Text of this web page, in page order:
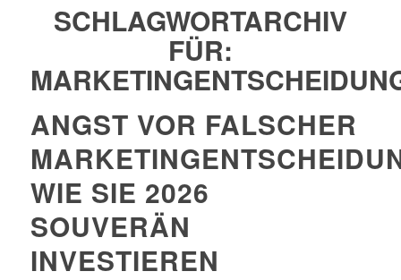
SCHLAGWORTARCHIV
FÜR:
ANGST VOR FALSCHER
WIE SIE 2026
SOUVERÄN
INVESTIEREN